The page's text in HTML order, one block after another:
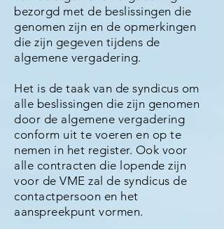
bezorgd met de beslissingen die
genomen zijn en de opmerkingen
die zijn gegeven tijdens de
algemene vergadering.
Het is de taak van de syndicus om
alle beslissingen die zijn genomen
door de algemene vergadering
conform uit te voeren en op te
nemen in het register. Ook voor
alle contracten die lopende zijn
voor de VME zal de syndicus de
contactpersoon en het
aanspreekpunt vormen.